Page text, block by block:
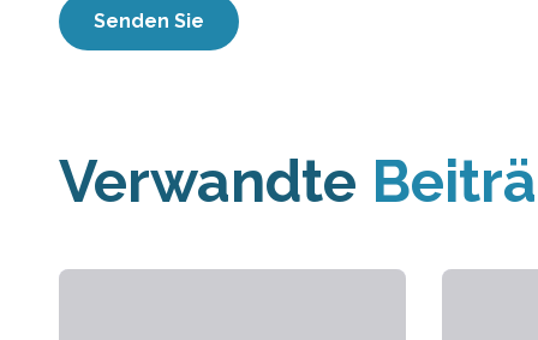
Verwandte